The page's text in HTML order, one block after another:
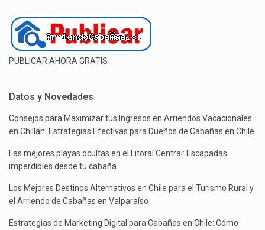
PUBLICAR AHORA GRATIS
Datos y Novedades
Consejos para Maximizar tus Ingresos en Arriendos Vacacionales
en Chillán: Estrategias Efectivas para Dueños de Cabañas en Chile
Las mejores playas ocultas en el Litoral Central: Escapadas
imperdibles desde tu cabaña
Los Mejores Destinos Alternativos en Chile para el Turismo Rural y
el Arriendo de Cabañas en Valparaíso
Estrategias de Marketing Digital para Cabañas en Chile: Cómo